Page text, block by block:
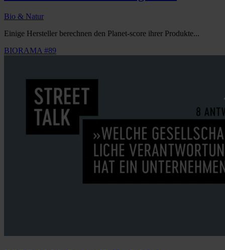
Bio & Natur
Einige Hersteller berechnen den Planet-score ihrer Produkte...
BIORAMA #89